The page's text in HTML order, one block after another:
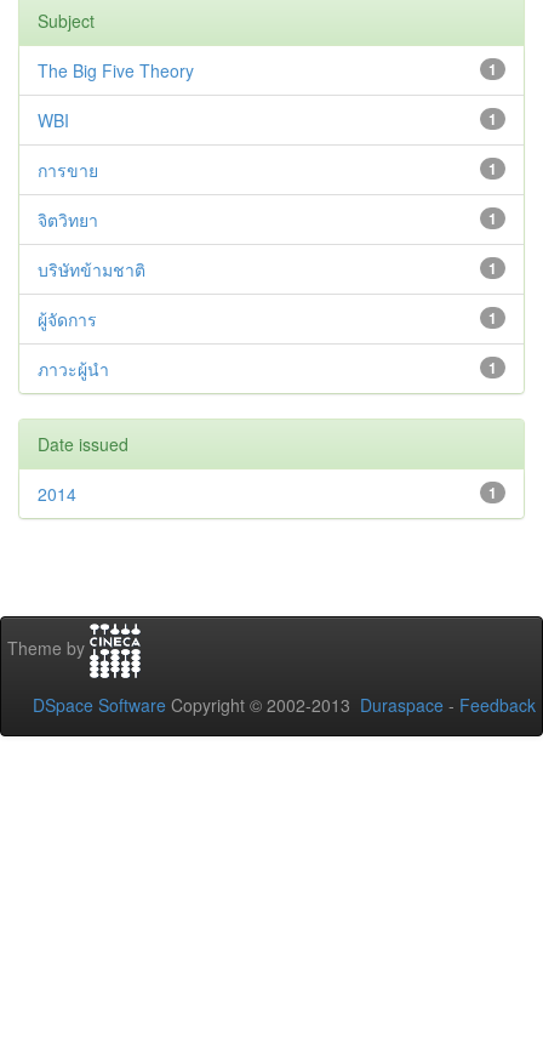
Subject
1
The Big Five Theory
1
WBI
1
การขาย
1
จิตวิทยา
1
บริษัทข้ามชาติ
1
ผู้จัดการ
1
ภาวะผู้นำ
Date issued
1
2014
Theme by
DSpace Software Copyright © 2002-2013 Duraspace - Feedback